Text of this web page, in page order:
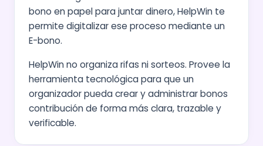
bono en papel para juntar dinero, HelpWin te
permite digitalizar ese proceso mediante un
E-bono.
HelpWin no organiza rifas ni sorteos. Provee la
herramienta tecnológica para que un
organizador pueda crear y administrar bonos
contribución de forma más clara, trazable y
verificable.